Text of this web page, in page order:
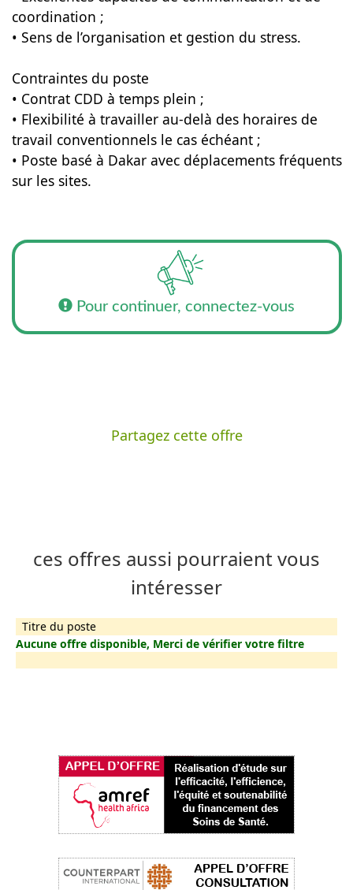
coordination ;
• Sens de l’organisation et gestion du stress.
Contraintes du poste
• Contrat CDD à temps plein ;
• Flexibilité à travailler au-delà des horaires de
travail conventionnels le cas échéant ;
• Poste basé à Dakar avec déplacements fréquents
sur les sites.
Pour continuer, connectez-vous
Partagez cette offre
ces offres aussi pourraient vous
intéresser
Titre du poste
Aucune offre disponible, Merci de vérifier votre filtre